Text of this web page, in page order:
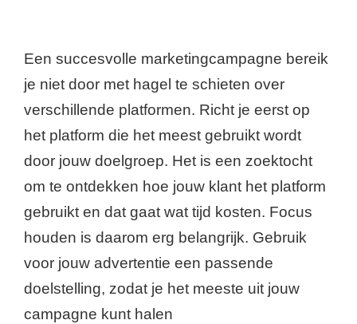
Een succesvolle marketingcampagne bereik
je niet door met hagel te schieten over
verschillende platformen. Richt je eerst op
het platform die het meest gebruikt wordt
door jouw doelgroep. Het is een zoektocht
om te ontdekken hoe jouw klant het platform
gebruikt en dat gaat wat tijd kosten. Focus
houden is daarom erg belangrijk. Gebruik
voor jouw advertentie een passende
doelstelling, zodat je het meeste uit jouw
campagne kunt halen